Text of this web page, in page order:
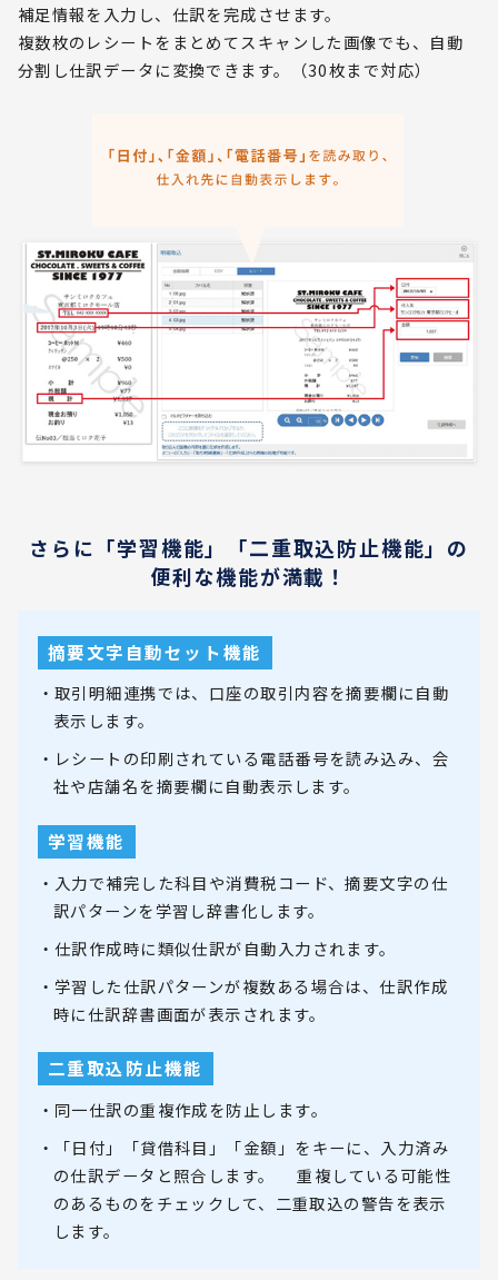
補足情報を入力し、仕訳を完成させます。
複数枚のレシートをまとめてスキャンした画像でも、自動
分割し仕訳データに変換できます。（30枚まで対応）
さらに「学習機能」「二重取込防止機能」の
便利な機能が満載！
摘要文字自動セット機能
・取引明細連携では、口座の取引内容を摘要欄に自動
表示します。
・レシートの印刷されている電話番号を読み込み、会
社や店舗名を摘要欄に自動表示します。
学習機能
・入力で補完した科目や消費税コード、摘要文字の仕
訳パターンを学習し辞書化します。
・仕訳作成時に類似仕訳が自動入力されます。
・学習した仕訳パターンが複数ある場合は、仕訳作成
時に仕訳辞書画面が表示されます。
二重取込防止機能
・同一仕訳の重複作成を防止します。
・「日付」「貸借科目」「金額」をキーに、入力済み
の仕訳データと照合します。 重複している可能性
のあるものをチェックして、二重取込の警告を表示
します。